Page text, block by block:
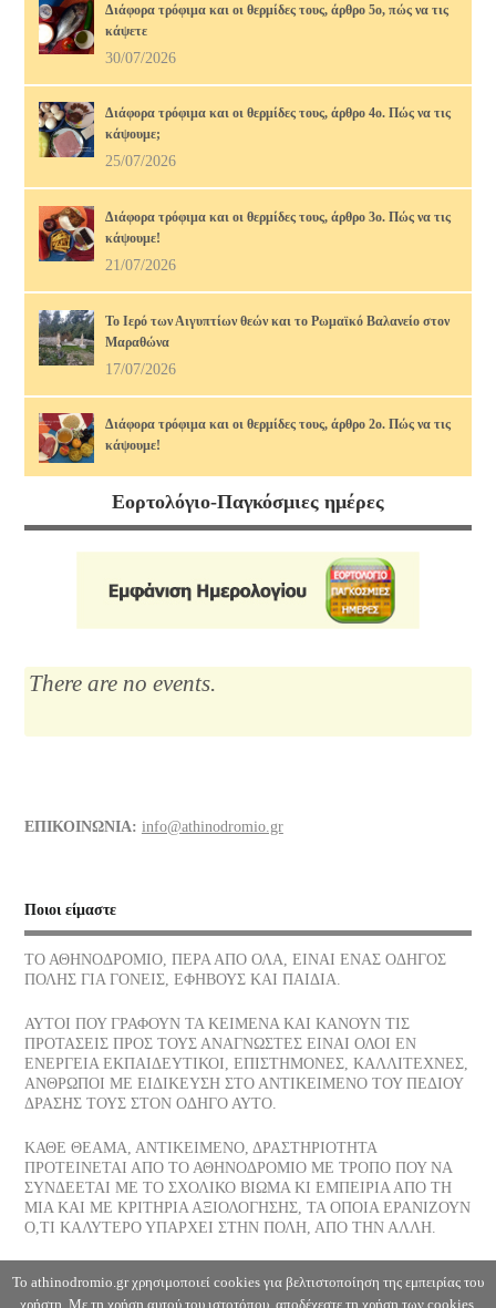
Διάφορα τρόφιμα και οι θερμίδες τους, άρθρο 5ο, πώς να τις
κάψετε
30/07/2026
Διάφορα τρόφιμα και οι θερμίδες τους, άρθρο 4ο. Πώς να τις
κάψουμε;
25/07/2026
Διάφορα τρόφιμα και οι θερμίδες τους, άρθρο 3ο. Πώς να τις
κάψουμε!
21/07/2026
Το Ιερό των Αιγυπτίων θεών και το Ρωμαϊκό Βαλανείο στον
Μαραθώνα
17/07/2026
Διάφορα τρόφιμα και οι θερμίδες τους, άρθρο 2ο. Πώς να τις
κάψουμε!
14/07/2026
Μαρία Κάλλας, η αιώνια: οι ωραιότερες άριες
12/07/2026
05/07/2026
03/07/2026
Το παγωτό, η λιχουδιά του Καλοκαιριού ποια είναι η διατροφική
30/06/2026
Αφυδάτωση
Η Θάλασσα, Κλωντ Ντεμπυσσύ
28/06/2026
Η ιστορία του ανδρικού μαγιό
26/06/2026
Εορτολόγιο-Παγκόσμιες ημέρες
There are no events.
ΕΠΙΚΟΙΝΩΝΙΑ: info@athinodromio.gr
Ποιοι είμαστε
ΤΟ ΑΘΗΝΟΔΡΟΜΙΟ, ΠΕΡΑ ΑΠΟ ΟΛΑ, ΕΙΝΑΙ ΕΝΑΣ ΟΔΗΓΟΣ
ΠΟΛΗΣ ΓΙΑ ΓΟΝΕΙΣ, ΕΦΗΒΟΥΣ ΚΑΙ ΠΑΙΔΙΑ.
ΑΥΤΟΙ ΠΟΥ ΓΡΑΦΟΥΝ ΤΑ ΚΕΙΜΕΝΑ ΚΑΙ ΚΑΝΟΥΝ ΤΙΣ
ΠΡΟΤΑΣΕΙΣ ΠΡΟΣ ΤΟΥΣ ΑΝΑΓΝΩΣΤΕΣ ΕΙΝΑΙ ΟΛΟΙ ΕΝ
ΕΝΕΡΓΕΙΑ ΕΚΠΑΙΔΕΥΤΙΚΟΙ, ΕΠΙΣΤΗΜΟΝΕΣ, ΚΑΛΛΙΤΕΧΝΕΣ,
ΑΝΘΡΩΠΟΙ ΜΕ ΕΙΔΙΚΕΥΣΗ ΣΤΟ ΑΝΤΙΚΕΙΜΕΝΟ ΤΟΥ ΠΕΔΙΟΥ
ΔΡΑΣΗΣ ΤΟΥΣ ΣΤΟΝ ΟΔΗΓΟ ΑΥΤΟ.
ΚΑΘΕ ΘΕΑΜΑ, ΑΝΤΙΚΕΙΜΕΝΟ, ΔΡΑΣΤΗΡΙΟΤΗΤΑ
ΠΡΟΤΕΙΝΕΤΑΙ ΑΠΟ ΤΟ ΑΘΗΝΟΔΡΟΜΙΟ ΜΕ ΤΡΟΠΟ ΠΟΥ ΝΑ
ΣΥΝΔΕΕΤΑΙ ΜΕ ΤΟ ΣΧΟΛΙΚΟ ΒΙΩΜΑ ΚΙ ΕΜΠΕΙΡΙΑ ΑΠΟ ΤΗ
ΜΙΑ ΚΑΙ ΜΕ ΚΡΙΤΗΡΙΑ ΑΞΙΟΛΟΓΗΣΗΣ, ΤΑ ΟΠΟΙΑ ΕΡΑΝΙΖΟΥΝ
Ο,ΤΙ ΚΑΛΥΤΕΡΟ ΥΠΑΡΧΕΙ ΣΤΗΝ ΠΟΛΗ, ΑΠΟ ΤΗΝ ΑΛΛΗ.
Το athinodromio.gr χρησιμοποιεί cookies για βελτιστοποίηση της εμπειρίας του
χρήστη. Με τη χρήση αυτού του ιστοτόπου, αποδέχεστε τη χρήση των cookies.